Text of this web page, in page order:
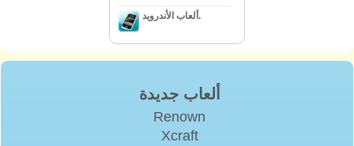
ألعاب الأندرويد.
ألعاب جديدة
Renown
Xcraft